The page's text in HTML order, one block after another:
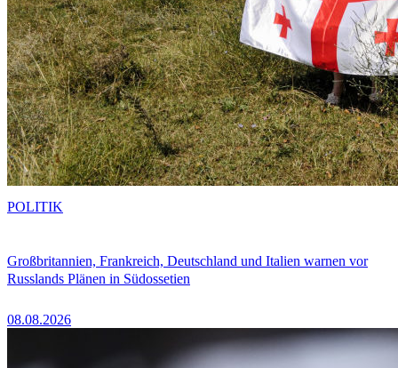
Großbritannien, Frankreich, Deutschland und Italien warnen vor
Russlands Plänen in Südossetien
08.08.2026
POLITIK